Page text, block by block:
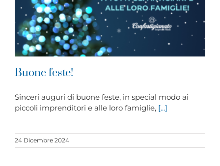
Buone feste!
Sinceri auguri di buone feste, in special modo ai
piccoli imprenditori e alle loro famiglie, [...]
24 Dicembre 2024